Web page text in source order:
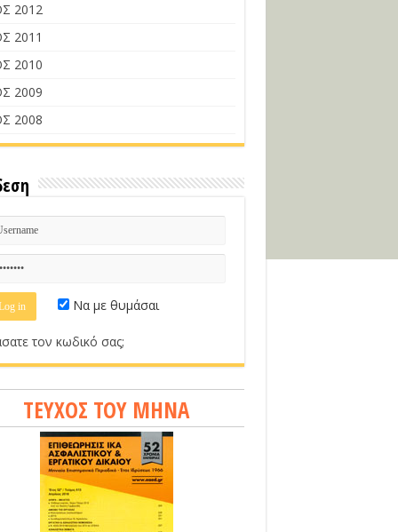
2012
2011
2010
2009
2008
Να με θυμάσαι
τον κωδικό σας;
ΤΕΥΧΟΣ ΤΟΥ ΜΗΝΑ